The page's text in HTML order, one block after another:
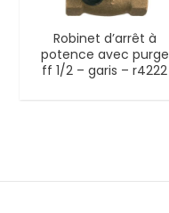
Robinet d’arrêt à
potence avec purge
ff 1/2 – garis – r4222